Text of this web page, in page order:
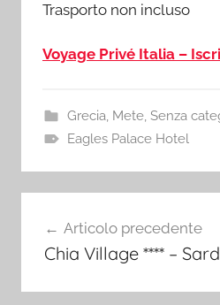
Trasporto non incluso
Voyage Privé Italia –
Grecia, Mete, Senza
Eagles Palace Hotel
articoli
Articolo precedente
Chia Village **** –